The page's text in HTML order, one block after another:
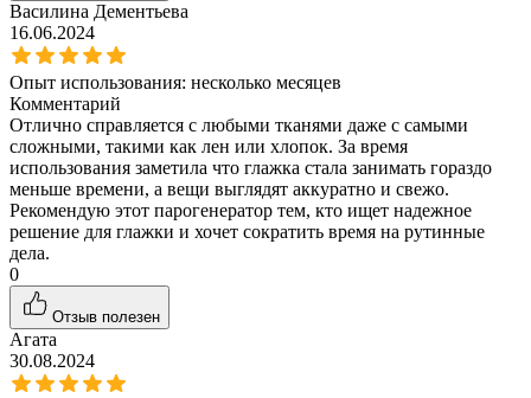
Василина Дементьева
16.06.2024
Опыт использования: несколько месяцев
Комментарий
Отлично справляется с любыми тканями даже с самыми
сложными, такими как лен или хлопок. За время
использования заметила что глажка стала занимать гораздо
меньше времени, а вещи выглядят аккуратно и свежо.
Рекомендую этот парогенератор тем, кто ищет надежное
решение для глажки и хочет сократить время на рутинные
дела.
0
Отзыв полезен
Агата
30.08.2024